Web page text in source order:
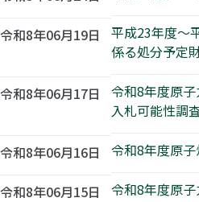
令和8年06月19日
平成23年度～
係る処分予定
令和8年06月17日
令和8年度原
入札可能性調
令和8年06月16日 令和8年度原
令和8年06月15日 令和8年度原